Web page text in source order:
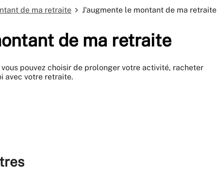
de ma retraite J'augmente le montant de ma retraite
de ma retraite
pouvez choisir de prolonger votre activité, racheter
avec votre retraite.